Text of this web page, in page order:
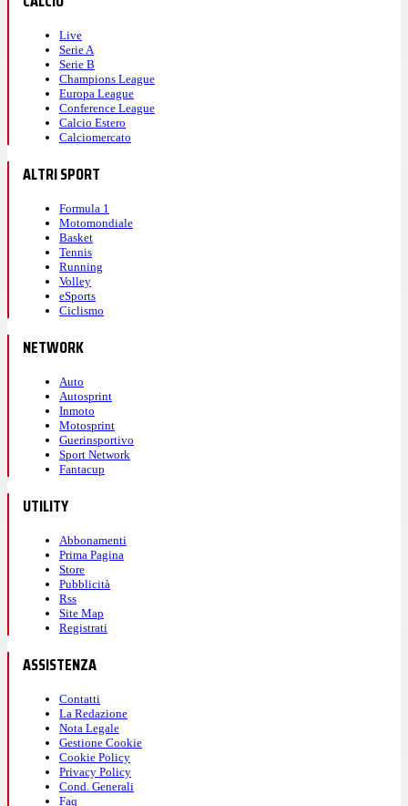
Live
Serie A
Serie B
Champions League
Europa League
Conference League
Calcio Estero
Calciomercato
ALTRI SPORT
Formula 1
Motomondiale
Basket
Tennis
Running
Volley
eSports
Ciclismo
NETWORK
Auto
Autosprint
Inmoto
Motosprint
Guerinsportivo
Sport Network
Fantacup
UTILITY
Abbonamenti
Prima Pagina
Store
Pubblicità
Rss
Site Map
Registrati
ASSISTENZA
Contatti
La Redazione
Nota Legale
Gestione Cookie
Cookie Policy
Privacy Policy
Cond. Generali
Faq